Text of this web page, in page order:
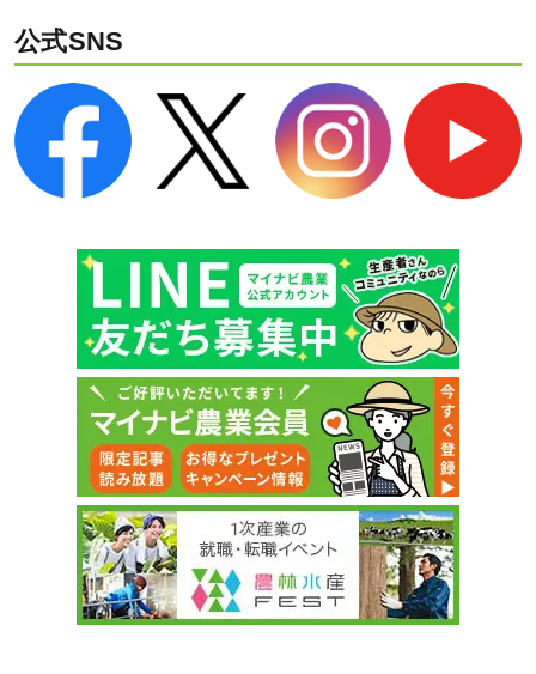
公式SNS